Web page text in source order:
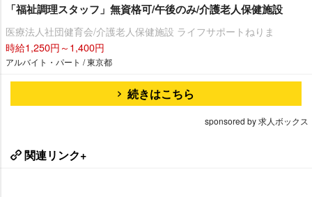
「福祉調理スタッフ」無資格可/午後のみ/介護老人保健施設
医療法人社団健育会/介護老人保健施設 ライフサポートねりま
時給1,250円～1,400円
アルバイト・パート / 東京都
続きはこちら
sponsored by 求人ボックス
関連リンク+